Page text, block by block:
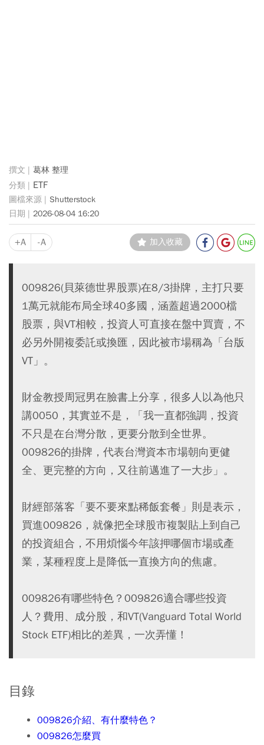
葛林 整理
ETF
Shutterstock
2026-08-04 16:20
+A -A 加入收藏
009826(貝萊德世界股票)在8/3掛牌，主打只要
1萬元就能布局全球40多國，涵蓋超過2000檔
股票，與VT相較，投資人可直接在盤中買賣，不
必另外開複委託或換匯，因此被市場稱為「台版
VT」。
財金教授周冠男在臉書上分享，很多人以為他只
講0050，其實並不是，「我一直都強調，投資
不只是在台灣分散，更要分散到全世界。
009826的掛牌，代表台灣資本市場朝向更健
全、更完整的方向，又往前邁進了一大步」。
財經部落客「要不要來點稀飯套餐」則是表示，
買進009826，就像把全球股市複製貼上到自己
的投資組合，不用煩惱今年該押哪個市場或產
業，某種程度上是降低一直換方向的焦慮。
009826有哪些特色？009826適合哪些投資
人？費用、成分股，和VT(Vanguard Total World
Stock ETF)相比的差異，一次弄懂！
目錄
009826介紹、有什麼特色？
009826怎麼買